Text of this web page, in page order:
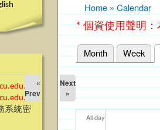
系統密
You are here
Home » Calendar
* 個資使用聲明
Primary tabs
Month Week
«
Prev
Next
»
All day